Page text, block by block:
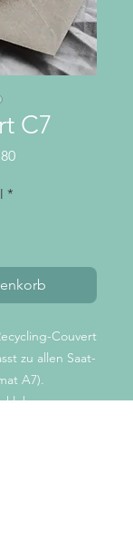
C7
Preis
*
Couvert
zu allen Saat-
A7).